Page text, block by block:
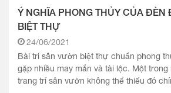
Ý NGHĨA PHONG THỦY CỦA ĐÈN
BIỆT THỰ
24/06/2021
Bài trí sân vườn biệt thự chuẩn phong
gặp nhiều may mắn và tài lộc. Một
trang trí sân vườn không thể thiếu đó